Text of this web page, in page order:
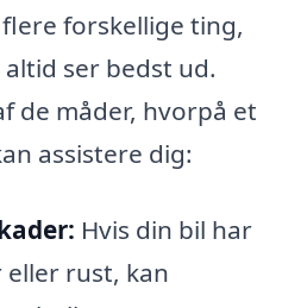
forskellige ting,
ser bedst ud.
de måder, hvorpå et
assistere dig:
Hvis din bil har
rust, kan